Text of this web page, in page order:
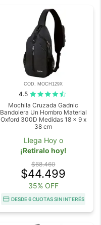
COD. MOCH129X
4.5
Mochila Cruzada Gadnic
Bandolera Un Hombro Material
Oxford 300D Medidas 18 x 9 x
38 cm
Llega Hoy o
¡Retiralo hoy!
$68.460
$44.499
35% OFF
DESDE 6 CUOTAS SIN INTERÉS